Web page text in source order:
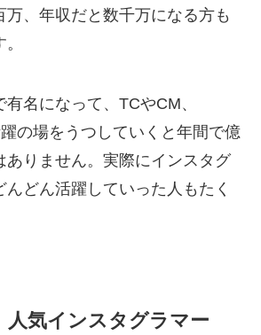
万、年収だと数千万になる方も
名になって、TCやCM、
の場をうつしていくと年間で億
ありません。実際にインスタグ
んどん活躍していった人もたく
人気インスタグラマー